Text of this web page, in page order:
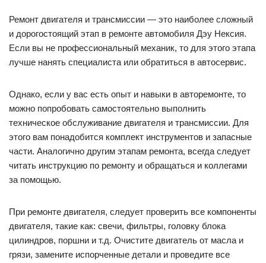
Ремонт двигателя и трансмиссии — это наиболее сложный
и дорогостоящий этап в ремонте автомобиля Дэу Нексия.
Если вы не профессиональный механик, то для этого этапа
лучше нанять специалиста или обратиться в автосервис.
Однако, если у вас есть опыт и навыки в авторемонте, то
можно попробовать самостоятельно выполнить
техническое обслуживание двигателя и трансмиссии. Для
этого вам понадобится комплект инструментов и запасные
части. Аналогично другим этапам ремонта, всегда следует
читать инструкцию по ремонту и обращаться и коллегами
за помощью.
При ремонте двигателя, следует проверить все компоненты
двигателя, такие как: свечи, фильтры, головку блока
цилиндров, поршни и т.д. Очистите двигатель от масла и
грязи, замените испорченные детали и проведите все